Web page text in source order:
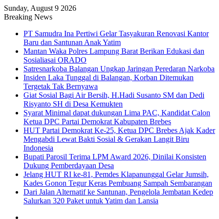
Sunday, August 9 2026
Breaking News
PT Samudra Ina Pertiwi Gelar Tasyakuran Renovasi Kantor
Baru dan Santunan Anak Yatim
Mantan Waka Polres Lampung Barat Berikan Edukasi dan
Sosialiasai ORADO
Satresnarkoba Balangan Ungkap Jaringan Peredaran Narkoba
Insiden Laka Tunggal di Balangan, Korban Ditemukan
Tergetak Tak Bernyawa
Giat Sosial Bagi Air Bersih, H.Hadi Susanto SM dan Dedi
Risyanto SH di Desa Kemukten
Syarat Minimal dapat dukungan Lima PAC, Kandidat Calon
Ketua DPC Partai Demokrat Kabupaten Brebes
HUT Partai Demokrat Ke-25, Ketua DPC Brebes Ajak Kader
Mengabdi Lewat Bakti Sosial & Gerakan Langit Biru
Indonesia
Bupati Parosil Terima LPM Award 2026, Dinilai Konsisten
Dukung Pemberdayaan Desa
Jelang HUT RI ke-81, Pemdes Klapanunggal Gelar Jumsih,
Kades Gonon Tegur Keras Pembuang Sampah Sembarangan
Dari Jalan Alternatif ke Santunan, Pengelola Jembatan Kedep
Salurkan 320 Paket untuk Yatim dan Lansia